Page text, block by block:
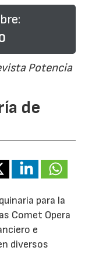
Potencia
de
para la
Comet Opera
e
diversos